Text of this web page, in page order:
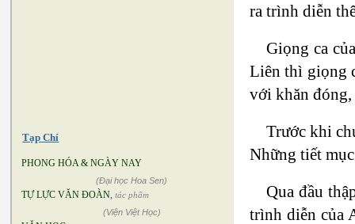
Tạp Chí
PHONG HÓA & NGÀY NAY
(Đại học Hoa Sen)
TỰ LỰC VĂN ĐOÀN, tác phẩm
(Viện Việt Học)
ra trình diễn
Giọng ca
Liên thì giọng
với khăn đóng,
Trước khi
Những tiết
Qua đầu
trình diễn của